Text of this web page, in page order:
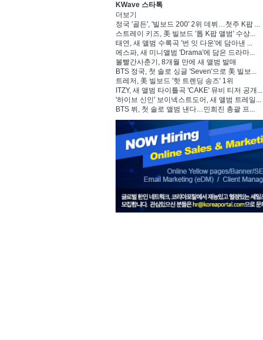
KWave 스타톡
더보기
정국 '골든', '빌보드 200' 2위 데뷔…첫주 K팝 ...
스트레이 키즈, 美 빌보드 '톱 K팝 앨범' 수상...
태연, 새 앨범 수록곡 '번 잇 다운'에 담아낸 ...
에스파, 새 미니앨범 'Drama'에 담은 드라마...
볼빨간사춘기, 8개월 만에 새 앨범 발매
BTS 정국, 첫 솔로 싱글 'Seven'으로 美 빌보...
트레저, 美 빌보드 '핫 트렌딩 송즈' 1위
ITZY, 새 앨범 타이틀곡 'CAKE' 뮤비 티저 공개...
'하이브 신인' 보이넥스트도어, 새 앨범 트레일...
BTS 뷔, 첫 솔로 앨범 낸다…민희진 총괄 프...